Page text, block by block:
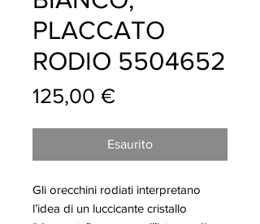
PLACCATO
RODIO 5504652
125,00 €Prezzo
Esaurito
Gli orecchini rodiati interpretano
l’idea di un luccicante cristallo